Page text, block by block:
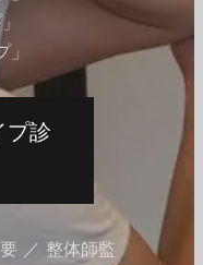
プ診
／ 整体師監
、体型の変化を適切
ランスの取れた栄
し、健全な骨格形